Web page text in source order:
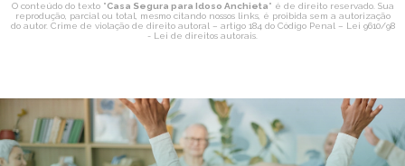
O conteúdo do texto "Casa Segura para Idoso Anchieta" é de direito reservado. Sua
reprodução, parcial ou total, mesmo citando nossos links, é proibida sem a autorização
do autor. Crime de violação de direito autoral – artigo 184 do Código Penal – Lei 9610/98
- Lei de direitos autorais.